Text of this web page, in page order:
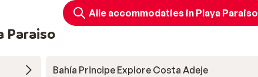
Alle accommodaties in Playa Paraiso
Paraiso
Bahía Principe Explore Costa Adeje